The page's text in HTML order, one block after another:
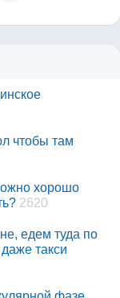
чтобы там
хорошо
2620
едем туда по
такси